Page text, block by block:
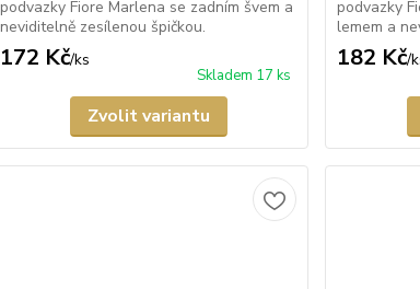
podvazky Fiore Marlena se zadním švem a
neviditelně zesílenou špičkou.
172 Kč/ks
Skladem 17 ks
Zvolit variantu
podvazky
lemem a
182 Kč/